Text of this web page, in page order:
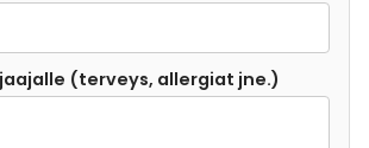
(terveys, allergiat jne.)